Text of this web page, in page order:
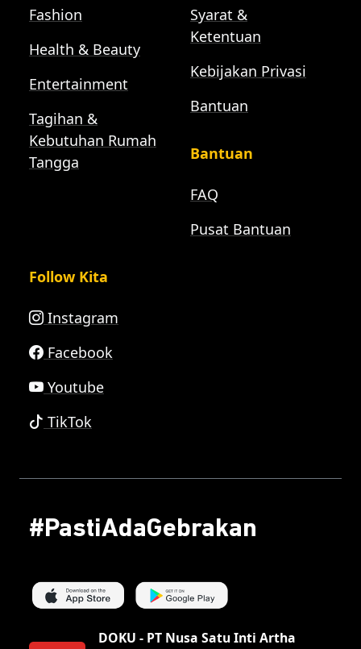
Fashion
Health & Beauty
Entertainment
Tagihan &
Kebutuhan Rumah
Tangga
Syarat &
Ketentuan
Kebijakan Privasi
Bantuan
Bantuan
FAQ
Pusat Bantuan
Follow Kita
Instagram
Facebook
Youtube
TikTok
#PastiAdaGebrakan
DOKU - PT Nusa Satu Inti Artha